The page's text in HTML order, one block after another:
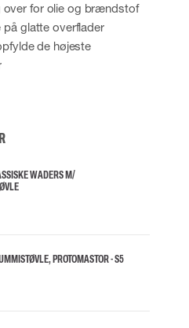
for olie og brændstof
glatte overflader
de højeste
WADERS M/
PROTOMASTOR - S5